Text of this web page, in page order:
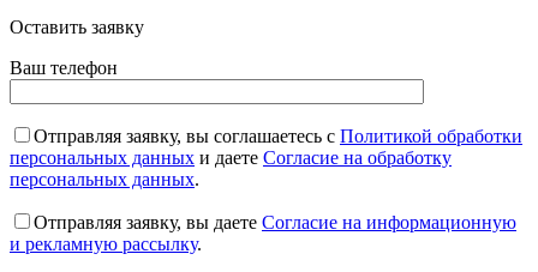
Оставить заявку
Ваш телефон
Отправляя заявку, вы соглашаетесь с Политикой обработки
персональных данных и даете Согласие на обработку
персональных данных.
Отправляя заявку, вы даете Согласие на информационную
и рекламную рассылку.